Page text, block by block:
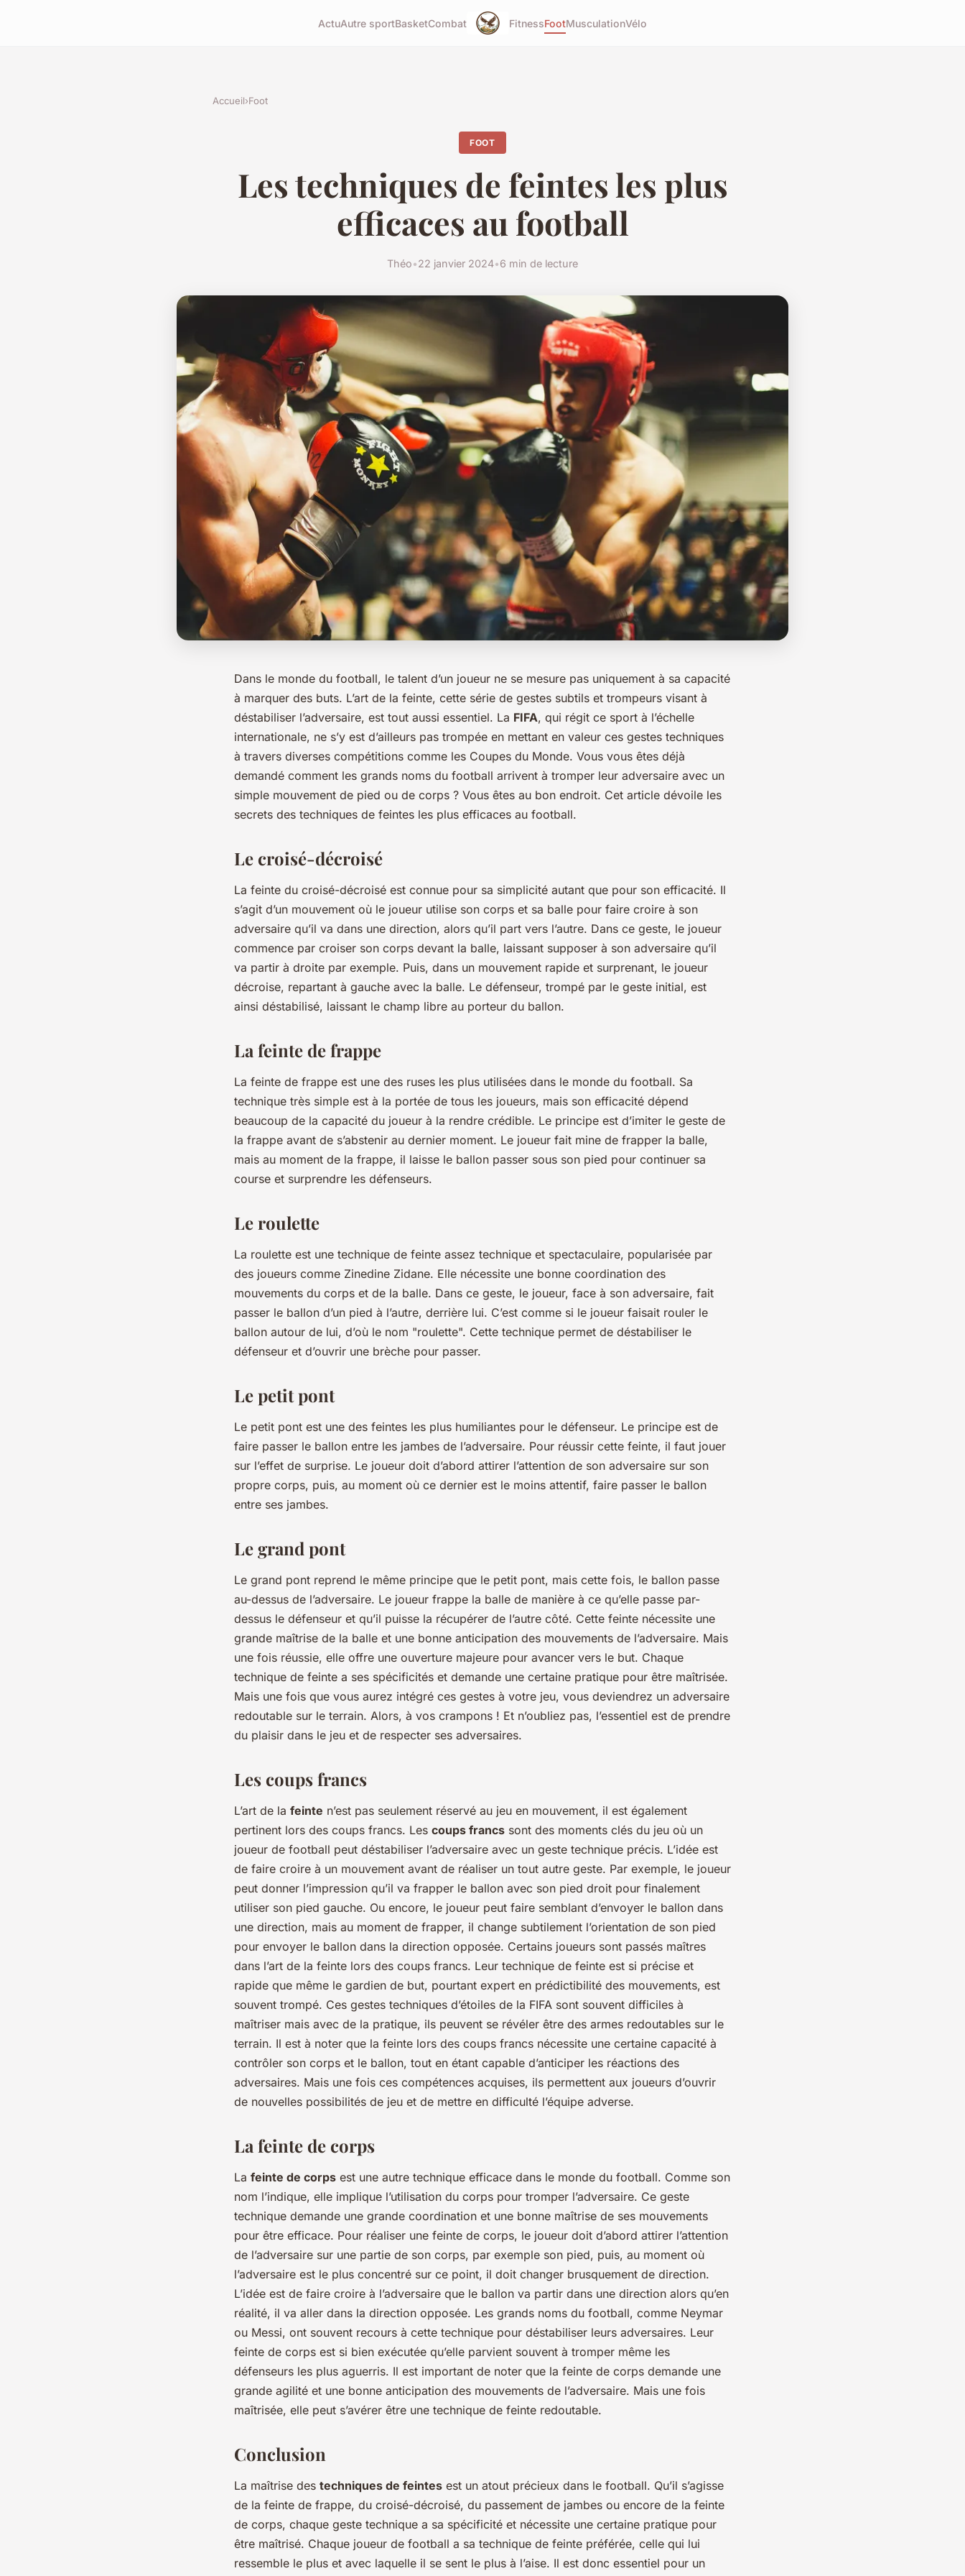
ActuAutre sportBasketCombat FitnessFootMusculationVélo
Accueil›Foot
FOOT
Les techniques de feintes les plus
efficaces au football
Théo•22 janvier 2024•6 min de lecture
Dans le monde du football, le talent d’un joueur ne se mesure pas uniquement à sa capacité
à marquer des buts. L’art de la feinte, cette série de gestes subtils et trompeurs visant à
déstabiliser l’adversaire, est tout aussi essentiel. La FIFA, qui régit ce sport à l’échelle
internationale, ne s’y est d’ailleurs pas trompée en mettant en valeur ces gestes techniques
à travers diverses compétitions comme les Coupes du Monde. Vous vous êtes déjà
demandé comment les grands noms du football arrivent à tromper leur adversaire avec un
simple mouvement de pied ou de corps ? Vous êtes au bon endroit. Cet article dévoile les
secrets des techniques de feintes les plus efficaces au football.
Le croisé-décroisé
La feinte du croisé-décroisé est connue pour sa simplicité autant que pour son efficacité. Il
s’agit d’un mouvement où le joueur utilise son corps et sa balle pour faire croire à son
adversaire qu’il va dans une direction, alors qu’il part vers l’autre. Dans ce geste, le joueur
commence par croiser son corps devant la balle, laissant supposer à son adversaire qu’il
va partir à droite par exemple. Puis, dans un mouvement rapide et surprenant, le joueur
décroise, repartant à gauche avec la balle. Le défenseur, trompé par le geste initial, est
ainsi déstabilisé, laissant le champ libre au porteur du ballon.
La feinte de frappe
La feinte de frappe est une des ruses les plus utilisées dans le monde du football. Sa
technique très simple est à la portée de tous les joueurs, mais son efficacité dépend
beaucoup de la capacité du joueur à la rendre crédible. Le principe est d’imiter le geste de
la frappe avant de s’abstenir au dernier moment. Le joueur fait mine de frapper la balle,
mais au moment de la frappe, il laisse le ballon passer sous son pied pour continuer sa
course et surprendre les défenseurs.
Le roulette
La roulette est une technique de feinte assez technique et spectaculaire, popularisée par
des joueurs comme Zinedine Zidane. Elle nécessite une bonne coordination des
mouvements du corps et de la balle. Dans ce geste, le joueur, face à son adversaire, fait
passer le ballon d’un pied à l’autre, derrière lui. C’est comme si le joueur faisait rouler le
ballon autour de lui, d’où le nom "roulette". Cette technique permet de déstabiliser le
défenseur et d’ouvrir une brèche pour passer.
Le petit pont
Le petit pont est une des feintes les plus humiliantes pour le défenseur. Le principe est de
faire passer le ballon entre les jambes de l’adversaire. Pour réussir cette feinte, il faut jouer
sur l’effet de surprise. Le joueur doit d’abord attirer l’attention de son adversaire sur son
propre corps, puis, au moment où ce dernier est le moins attentif, faire passer le ballon
entre ses jambes.
Le grand pont
Le grand pont reprend le même principe que le petit pont, mais cette fois, le ballon passe
au-dessus de l’adversaire. Le joueur frappe la balle de manière à ce qu’elle passe par-
dessus le défenseur et qu’il puisse la récupérer de l’autre côté. Cette feinte nécessite une
grande maîtrise de la balle et une bonne anticipation des mouvements de l’adversaire. Mais
une fois réussie, elle offre une ouverture majeure pour avancer vers le but. Chaque
technique de feinte a ses spécificités et demande une certaine pratique pour être maîtrisée.
Mais une fois que vous aurez intégré ces gestes à votre jeu, vous deviendrez un adversaire
redoutable sur le terrain. Alors, à vos crampons ! Et n’oubliez pas, l’essentiel est de prendre
du plaisir dans le jeu et de respecter ses adversaires.
Les coups francs
L’art de la feinte n’est pas seulement réservé au jeu en mouvement, il est également
pertinent lors des coups francs. Les coups francs sont des moments clés du jeu où un
joueur de football peut déstabiliser l’adversaire avec un geste technique précis. L’idée est
de faire croire à un mouvement avant de réaliser un tout autre geste. Par exemple, le joueur
peut donner l’impression qu’il va frapper le ballon avec son pied droit pour finalement
utiliser son pied gauche. Ou encore, le joueur peut faire semblant d’envoyer le ballon dans
une direction, mais au moment de frapper, il change subtilement l’orientation de son pied
pour envoyer le ballon dans la direction opposée. Certains joueurs sont passés maîtres
dans l’art de la feinte lors des coups francs. Leur technique de feinte est si précise et
rapide que même le gardien de but, pourtant expert en prédictibilité des mouvements, est
souvent trompé. Ces gestes techniques d’étoiles de la FIFA sont souvent difficiles à
maîtriser mais avec de la pratique, ils peuvent se révéler être des armes redoutables sur le
terrain. Il est à noter que la feinte lors des coups francs nécessite une certaine capacité à
contrôler son corps et le ballon, tout en étant capable d’anticiper les réactions des
adversaires. Mais une fois ces compétences acquises, ils permettent aux joueurs d’ouvrir
de nouvelles possibilités de jeu et de mettre en difficulté l’équipe adverse.
La feinte de corps
La feinte de corps est une autre technique efficace dans le monde du football. Comme son
nom l’indique, elle implique l’utilisation du corps pour tromper l’adversaire. Ce geste
technique demande une grande coordination et une bonne maîtrise de ses mouvements
pour être efficace. Pour réaliser une feinte de corps, le joueur doit d’abord attirer l’attention
de l’adversaire sur une partie de son corps, par exemple son pied, puis, au moment où
l’adversaire est le plus concentré sur ce point, il doit changer brusquement de direction.
L’idée est de faire croire à l’adversaire que le ballon va partir dans une direction alors qu’en
réalité, il va aller dans la direction opposée. Les grands noms du football, comme Neymar
ou Messi, ont souvent recours à cette technique pour déstabiliser leurs adversaires. Leur
feinte de corps est si bien exécutée qu’elle parvient souvent à tromper même les
défenseurs les plus aguerris. Il est important de noter que la feinte de corps demande une
grande agilité et une bonne anticipation des mouvements de l’adversaire. Mais une fois
maîtrisée, elle peut s’avérer être une technique de feinte redoutable.
Conclusion
La maîtrise des techniques de feintes est un atout précieux dans le football. Qu’il s’agisse
de la feinte de frappe, du croisé-décroisé, du passement de jambes ou encore de la feinte
de corps, chaque geste technique a sa spécificité et nécessite une certaine pratique pour
être maîtrisé. Chaque joueur de football a sa technique de feinte préférée, celle qui lui
ressemble le plus et avec laquelle il se sent le plus à l’aise. Il est donc essentiel pour un